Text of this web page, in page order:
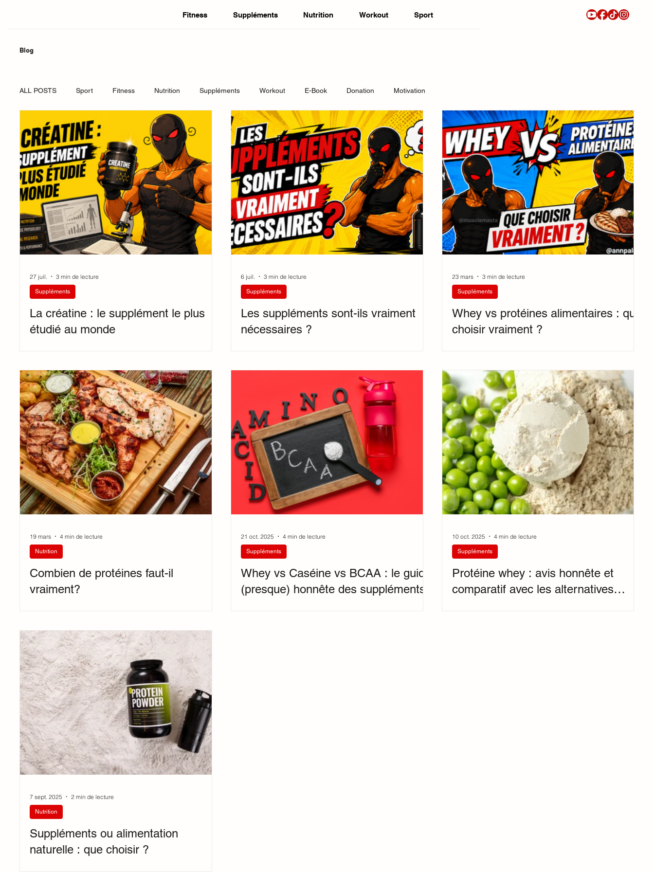
Fitness Suppléments Nutrition Workout Sport
Blog
ALL POSTS Sport Fitness Nutrition Suppléments Workout E-Book Donation Motivation
La créatine : le supplément le plus
étudié au monde
Suppléments
27 juil. 3 min de lecture
Les suppléments sont-ils vraiment
nécessaires ?
Suppléments
6 juil. 3 min de lecture
Whey vs protéines alimentaires : que
choisir vraiment ?
Suppléments
23 mars 3 min de lecture
Combien de protéines faut-il
vraiment?
Nutrition
19 mars 4 min de lecture
Whey vs Caséine vs BCAA : le guide
(presque) honnête des suppléments
Suppléments
21 oct. 2025 4 min de lecture
Protéine whey : avis honnête et
comparatif avec les alternatives
Suppléments
10 oct. 2025 4 min de lecture
Suppléments ou alimentation
naturelle : que choisir ?
Nutrition
7 sept. 2025 2 min de lecture